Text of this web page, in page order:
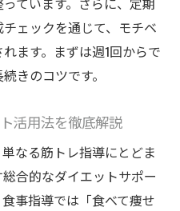
ェックを通じて、モチベ
ます。まずは週1回からで
きのコツです。
活用法を徹底解説
なる筋トレ指導にとどま
合的なダイエットサポー
事指導では「食べて痩せ